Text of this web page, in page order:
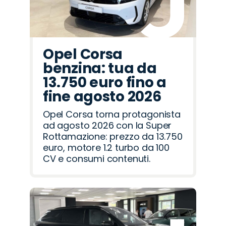
Opel Corsa
benzina: tua da
13.750 euro fino a
fine agosto 2026
Opel Corsa torna protagonista
ad agosto 2026 con la Super
Rottamazione: prezzo da 13.750
euro, motore 1.2 turbo da 100
CV e consumi contenuti.